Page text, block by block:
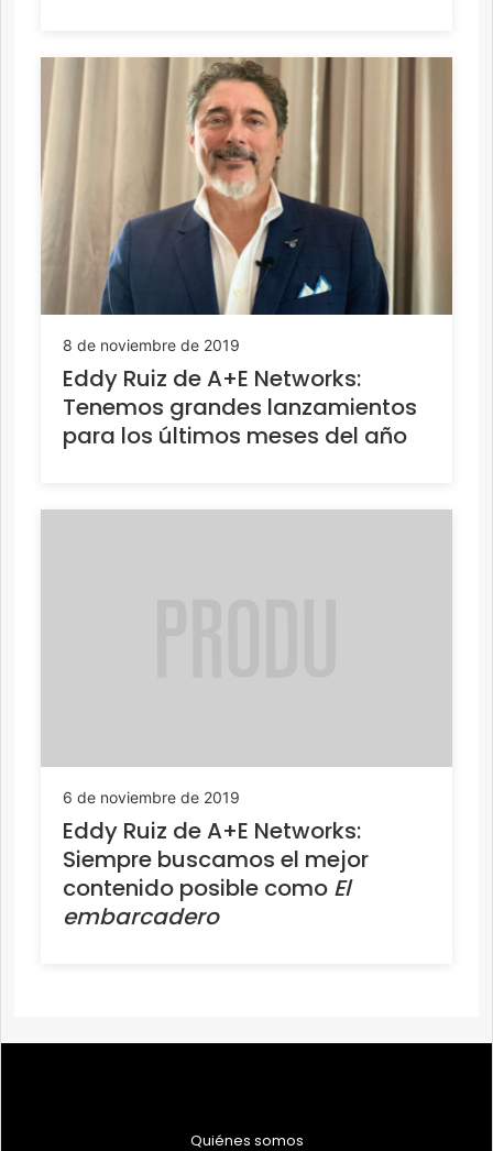
8 de noviembre de 2019
Eddy Ruiz de A+E Networks:
Tenemos grandes lanzamientos
para los últimos meses del año
6 de noviembre de 2019
Eddy Ruiz de A+E Networks:
Siempre buscamos el mejor
contenido posible como El
embarcadero
Quiénes somos